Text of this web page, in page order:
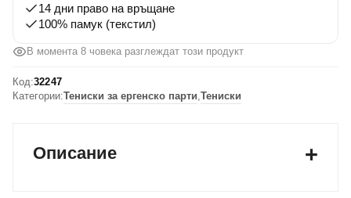
Валидатори
14 дни право на връщане
100% памук (текстил)
В момента 8 човека разглеждат този продукт
Код:32247
Категории:Тениски за ергенско парти Тениски
Описание